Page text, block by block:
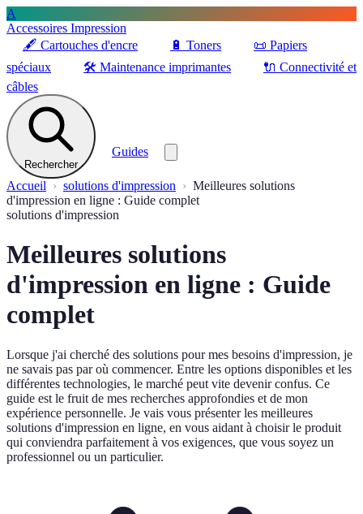
A
Accessoires Impression
🖋️ Cartouches d'encre 🔋 Toners 📜 Papiers
spéciaux
🛠️ Maintenance imprimantes 🔌 Connectivité et
câbles
Rechercher
Guides
Accueil solutions d'impression
Meilleures solutions
d'impression en ligne : Guide complet
solutions d'impression
Meilleures solutions
d'impression en ligne : Guide
complet
Lorsque j'ai cherché des solutions pour mes besoins d'impression, je
ne savais pas par où commencer. Entre les options disponibles et les
différentes technologies, le marché peut vite devenir confus. Ce
guide est le fruit de mes recherches approfondies et de mon
expérience personnelle. Je vais vous présenter les meilleures
solutions d'impression en ligne, en vous aidant à choisir le produit
qui conviendra parfaitement à vos exigences, que vous soyez un
professionnel ou un particulier.